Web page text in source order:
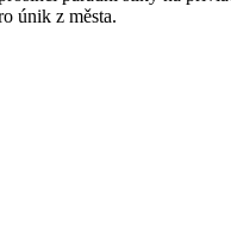
únik z města.